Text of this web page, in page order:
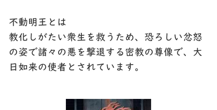
不動明王とは
教化しがたい衆生を救うため、恐ろしい忿怒
の姿で諸々の悪を撃退する密教の尊像で、大
日如来の使者とされています。